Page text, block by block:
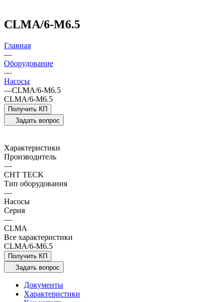
CLMA/6-M6.5
Главная
—
Оборудование
—
Насосы
—CLMA/6-M6.5
CLMA/6-M6.5
Получить КП
Задать вопрос
Характеристики
Производитель
—
CHT TECK
Тип оборудования
—
Насосы
Серия
—
CLMA
Все характеристики
CLMA/6-M6.5
Получить КП
Задать вопрос
Документы
Характеристики